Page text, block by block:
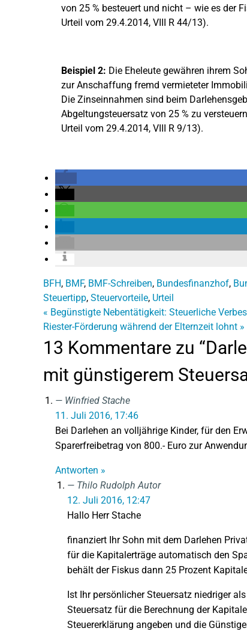
von 25 % besteuert und nicht – wie es der
Urteil vom 29.4.2014, VIII R 44/13).
Beispiel 2: Die Eheleute gewähren ihrem
zur Anschaffung fremd vermieteter
Die Zinseinnahmen sind beim
Abgeltungsteuersatz von 25 % zu
Urteil vom 29.4.2014, VIII R 9/13).
BFH, BMF, BMF-Schreiben, Bundesfinanzhof,
Steuertipp, Steuervorteile, Urteil
« Begünstigte Nebentätigkeit: Steuerliche
Riester-Förderung während der Elternzeit lohnt »
13 Kommentare zu
mit günstigerem
Winfried Stache
11. Juli 2016, 17:46
Bei Darlehen an volljährige Kinder, für den
Sparerfreibetrag von 800.- Euro zur
Antworten »
Thilo RudolphAutor
12. Juli 2016, 12:47
Hallo Herr Stache
finanziert Ihr Sohn mit dem Darlehen
für die Kapitalerträge automatisch den
behält der Fiskus dann 25 Prozent
Ist Ihr persönlicher Steu­ersatz nied­riger
Steuersatz für die Berechnung der
Steuererklärung angeben und die